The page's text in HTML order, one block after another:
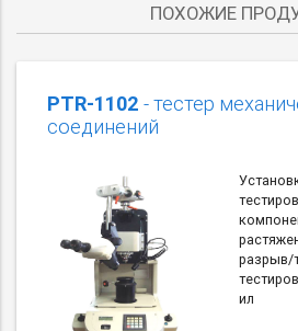
ПОХОЖИЕ
PTR-1102 - тестер
соединений
разрыв/
ил